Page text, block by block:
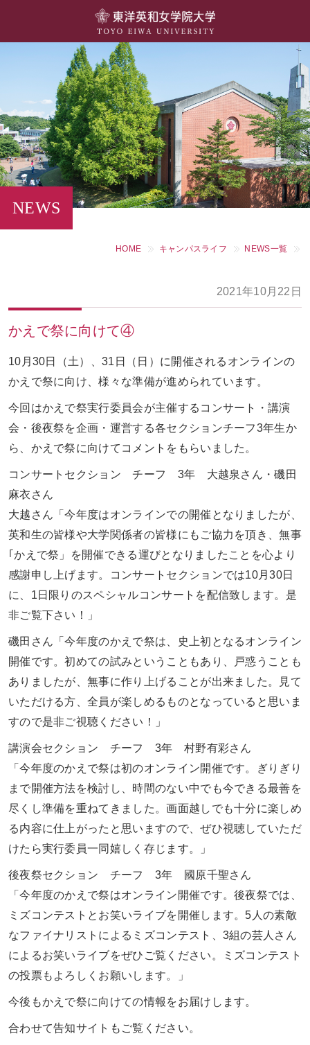
学部・学科
キャンパスライフ
留学・国際交流
キャリア・就職
NEWS
HOME キャンパスライフ NEWS一覧
2021年10月22日
かえで祭に向けて④
10月30日（土）、31日（日）に開催されるオンラインの
かえで祭に向け、様々な準備が進められています。
今回はかえで祭実行委員会が主催するコンサート・講演
会・後夜祭を企画・運営する各セクションチーフ3年生か
ら、かえで祭に向けてコメントをもらいました。
コンサートセクション チーフ 3年 大越泉さん・磯田
麻衣さん
大越さん「今年度はオンラインでの開催となりましたが、
英和生の皆様や大学関係者の皆様にもご協力を頂き、無事
｢かえで祭」を開催できる運びとなりましたことを心より
感謝申し上げます。コンサートセクションでは10月30日
に、1日限りのスペシャルコンサートを配信致します。是
非ご覧下さい！」
磯田さん「今年度のかえで祭は、史上初となるオンライン
開催です。初めての試みということもあり、戸惑うことも
ありましたが、無事に作り上げることが出来ました。見て
いただける方、全員が楽しめるものとなっていると思いま
すので是非ご視聴ください！」
講演会セクション チーフ 3年 村野有彩さん
「今年度のかえで祭は初のオンライン開催です。ぎりぎり
まで開催方法を検討し、時間のない中でも今できる最善を
尽くし準備を重ねてきました。画面越しでも十分に楽しめ
る内容に仕上がったと思いますので、ぜひ視聴していただ
けたら実行委員一同嬉しく存じます。」
後夜祭セクション チーフ 3年 國原千聖さん
「今年度のかえで祭はオンライン開催です。後夜祭では、
ミズコンテストとお笑いライブを開催します。5人の素敵
なファイナリストによるミズコンテスト、3組の芸人さん
によるお笑いライブをぜひご覧ください。ミズコンテスト
の投票もよろしくお願いします。」
今後もかえで祭に向けての情報をお届けします。
合わせて告知サイトもご覧ください。